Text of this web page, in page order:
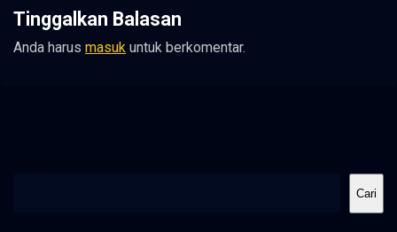
Tinggalkan Balasan
Anda harus masuk untuk berkomentar.
Cari